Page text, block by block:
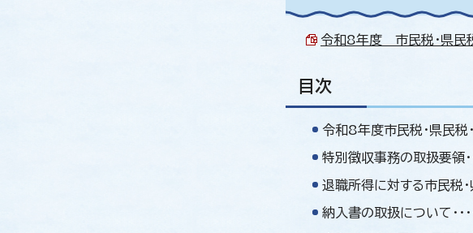
令和8年度 市民税・県民
目次
令和8年度市民税・県民税
特別徴収事務の取扱要領・・・・・
退職所得に対する市民税・県
納入書の取扱について・・・・・・・